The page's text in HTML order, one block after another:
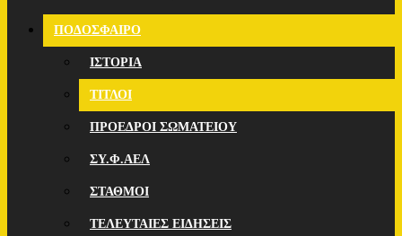
ΠΟΔΟΣΦΑΙΡΟ
ΙΣΤΟΡΙΑ
ΤΙΤΛΟΙ
ΠΡΟΕΔΡΟΙ ΣΩΜΑΤΕΙΟΥ
ΣΥ.Φ.ΑΕΛ
ΣΤΑΘΜΟΙ
ΤΕΛΕΥΤΑΙΕΣ ΕΙΔΗΣΕΙΣ